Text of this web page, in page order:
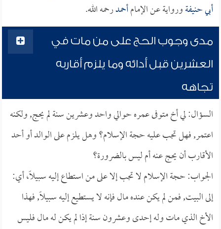
أبي حنيفةورواية عن الإمامأحمدرحمه الله.
مدى وجوب الحج على من مات في
العشرين قبل أدائه وما يلزم أقاربه
تجاهه
السؤال: لي أخ متوفى عمره حوالي واحد وعشرين سنة لم يحج, ولكنه
اعتمر, فهل تجب عليه حجة الإسلام؟ وهل يلزم على الوالد أو أحد
الأقارب أن يحج عنه أم ليس بالضرورة؟
الجواب: حجة الإسلام لا تجب إلا على من استطاع إليه سبيلاً، أي:
إلى البيت, فمن لم يكن عنده مال فإنه لا يستطيع إليه سبيلاً, فهذا
الأخ الذي مات وله إحدى وعشرون سنة إذا لم يكن له مال فليس